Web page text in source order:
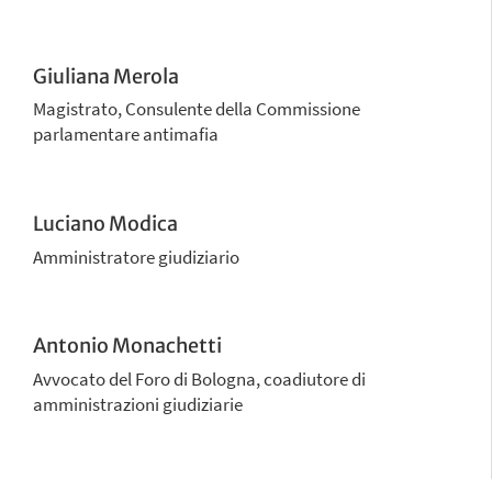
Giuliana Merola
Magistrato, Consulente della Commissione
parlamentare antimafia
Luciano Modica
Amministratore giudiziario
Antonio Monachetti
Avvocato del Foro di Bologna, coadiutore di
amministrazioni giudiziarie